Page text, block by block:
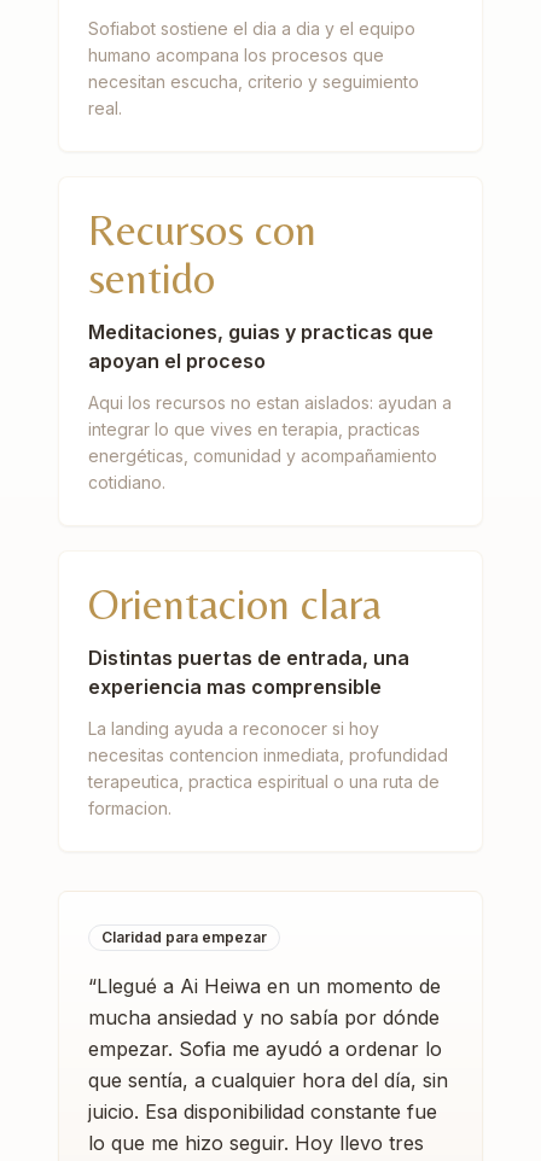
Sofiabot sostiene el dia a dia y el equipo
humano acompana los procesos que
necesitan escucha, criterio y seguimiento
real.
Recursos con
sentido
Meditaciones, guias y practicas que
apoyan el proceso
Aqui los recursos no estan aislados: ayudan a
integrar lo que vives en terapia, practicas
energéticas, comunidad y acompañamiento
cotidiano.
Orientacion clara
Distintas puertas de entrada, una
experiencia mas comprensible
La landing ayuda a reconocer si hoy
necesitas contencion inmediata, profundidad
terapeutica, practica espiritual o una ruta de
formacion.
Claridad para empezar
“Llegué a Ai Heiwa en un momento de
mucha ansiedad y no sabía por dónde
empezar. Sofia me ayudó a ordenar lo
que sentía, a cualquier hora del día, sin
juicio. Esa disponibilidad constante fue
lo que me hizo seguir. Hoy llevo tres